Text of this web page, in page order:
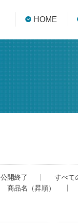
HOME
公開終了
すべて
商品名（昇順）